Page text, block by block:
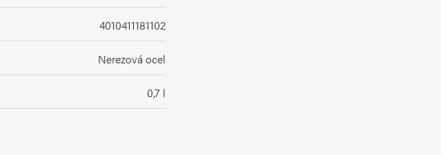
4010411181102
Nerezová ocel
0,7 l